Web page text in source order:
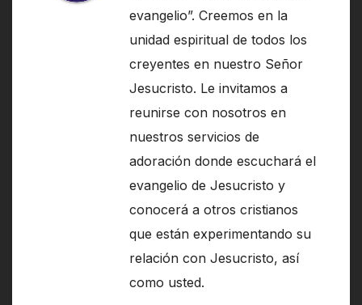
evangelio”. Creemos en la
unidad espiritual de todos los
creyentes en nuestro Señor
Jesucristo. Le invitamos a
reunirse con nosotros en
nuestros servicios de
adoración donde escuchará el
evangelio de Jesucristo y
conocerá a otros cristianos
que están experimentando su
relación con Jesucristo, así
como usted.